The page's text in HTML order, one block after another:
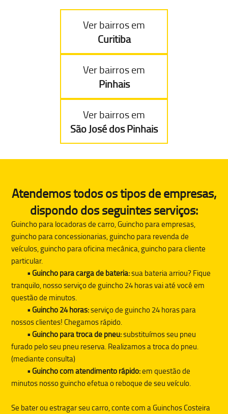
Ver bairros em
Curitiba
Ver bairros em
Pinhais
Ver bairros em
São José dos Pinhais
Atendemos todos os tipos de empresas,
dispondo dos seguintes serviços:
Guincho para locadoras de carro, Guincho para empresas,
guincho para concessionarias, guincho para revenda de
veículos, guincho para oficina mecânica, guincho para cliente
particular.
• Guincho para carga de bateria:sua bateria arriou? Fique
tranquilo, nosso serviço de guincho 24 horas vai até você em
questão de minutos.
• Guincho 24 horas:serviço de guincho 24 horas para
nossos clientes! Chegamos rápido.
• Guincho para troca de pneu:substituímos seu pneu
furado pelo seu pneu reserva. Realizamos a troca do pneu.
(mediante consulta)
• Guincho com atendimento rápido:em questão de
minutos nosso guincho efetua o reboque de seu veículo.
Se bater ou estragar seu carro, conte com aGuinchos Costeira